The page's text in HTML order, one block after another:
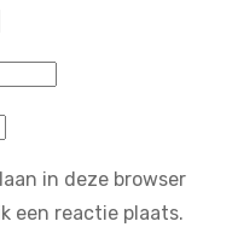
in deze browser
een reactie plaats.